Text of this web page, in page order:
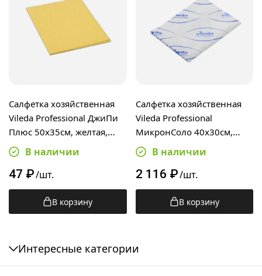
Салфетка хозяйственная
Vileda Professional ДжиПи
Плюс 50х35см, желтая,
100846В наличии
47 ₽/шт.
В корзину
Салфетка хозяйственная
Vileda Professional
МикронСоло 40х30см,
синяя, одноразовая,
100шт, в пачке, 160100
В наличии
2 116 ₽/шт.
В корзину
Интересные категории